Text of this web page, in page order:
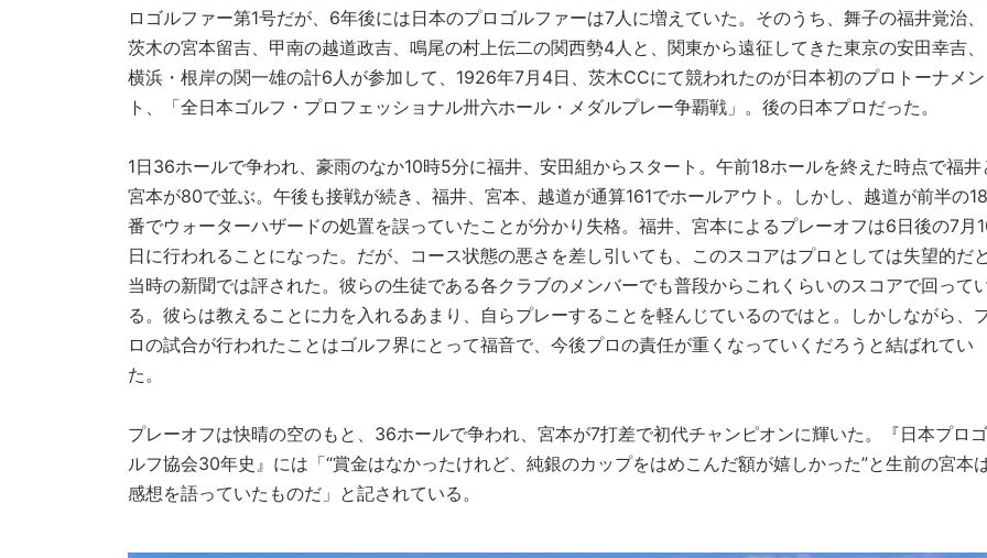
ロゴルファー第1号だが、6年後には日本のプロゴルファーは7人に増えていた。そのうち、舞子の福井覚治、
茨木の宮本留吉、甲南の越道政吉、鳴尾の村上伝二の関西勢4人と、関東から遠征してきた東京の安田幸吉、
横浜・根岸の関一雄の計6人が参加して、1926年7月4日、茨木CCにて競われたのが日本初のプロトーナメン
ト、「全日本ゴルフ・プロフェッショナル卅六ホール・メダルプレー争覇戦」。後の日本プロだった。
1日36ホールで争われ、豪雨のなか10時5分に福井、安田組からスタート。午前18ホールを終えた時点で福井
宮本が80で並ぶ。午後も接戦が続き、福井、宮本、越道が通算161でホールアウト。しかし、越道が前半の18
番でウォーターハザードの処置を誤っていたことが分かり失格。福井、宮本によるプレーオフは6日後の7月
日に行われることになった。だが、コース状態の悪さを差し引いても、このスコアはプロとしては失望的だ
当時の新聞では評された。彼らの生徒である各クラブのメンバーでも普段からこれくらいのスコアで回って
る。彼らは教えることに力を入れるあまり、自らプレーすることを軽んじているのではと。しかしながら、
ロの試合が行われたことはゴルフ界にとって福音で、今後プロの責任が重くなっていくだろうと結ばれてい
た。
プレーオフは快晴の空のもと、36ホールで争われ、宮本が7打差で初代チャンピオンに輝いた。『日本プロゴ
ルフ協会30年史』には「“賞金はなかったけれど、純銀のカップをはめこんだ額が嬉しかった”と生前の宮本
感想を語っていたものだ」と記されている。